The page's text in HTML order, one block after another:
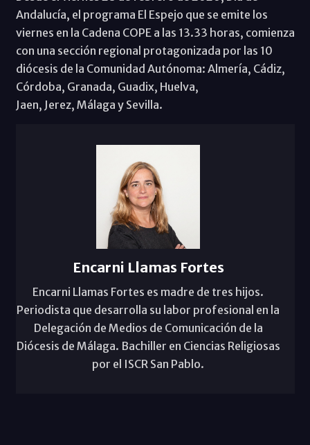
Andalucía, el programa El Espejo que se emite los
viernes en la Cadena COPE a las 13.33 horas, comienza
con una sección regional protagonizada por las 10
diócesis de la Comunidad Autónoma: Almería, Cádiz,
Córdoba, Granada, Guadix, Huelva,
Jaen, Jerez, Málaga y Sevilla.
Encarni Llamas Fortes
Encarni Llamas Fortes es madre de tres hijos.
Periodista que desarrolla su labor profesional en la
Delegación de Medios de Comunicación de la
Diócesis de Málaga. Bachiller en Ciencias Religiosas
por el ISCR San Pablo.